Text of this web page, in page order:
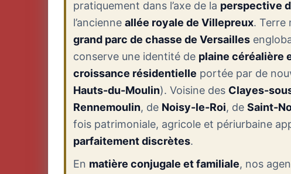
pratiquement dans l’axe de la perspective
l’ancienneallée royale de Villepreux. Terre
grand parc de chasse de Versailles
conserve une identité de plaine céréalière
croissance résidentielle portée par de
Hauts-du-Moulin). Voisine des Clayes-
Rennemoulin, de Noisy-le-Roi, deSaint-
fois patrimoniale, agricole et périurbaine
parfaitement discrètes.
En matière conjugale et familiale, nos